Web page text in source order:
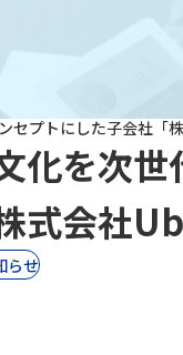
セプトにした子会社「
化を次
式会社
らせ